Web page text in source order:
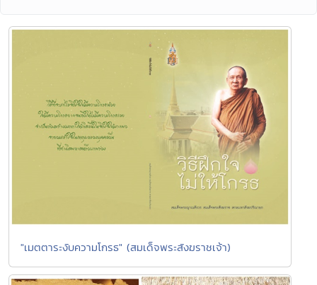
"เมตตาระงับความโกรธ" (สมเด็จพระสังฆราชเจ้า)